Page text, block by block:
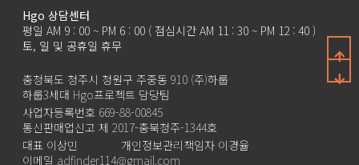
Hgo 상담센터
평일 AM 9 : 00 ~ PM 6 : 00 ( 점심시간 AM 11 : 30 ~ PM 12 : 40 )
토, 일 및 공휴일 휴무
충청북도 청주시 청원구 주중동 910 (주)하룹
하룹3세대 Hgo프로젝트 담당팀
사업자등록번호 669-88-00845
통신판매업신고 제 2017-충북청주-1344호
대표 이상민
개인정보관리책임자 이경율
이메일 adfinder114@gmail.com